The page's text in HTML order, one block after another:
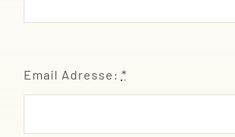
Email Adresse:*